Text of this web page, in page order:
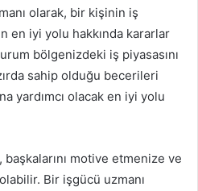
olarak, bir kişinin iş
en iyi yolu hakkında kararlar
bölgenizdeki iş piyasasını
sahip olduğu becerileri
yardımcı olacak en iyi yolu
motive etmenize ve
Bir işgücü uzmanı